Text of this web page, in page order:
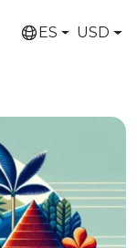
ES USD